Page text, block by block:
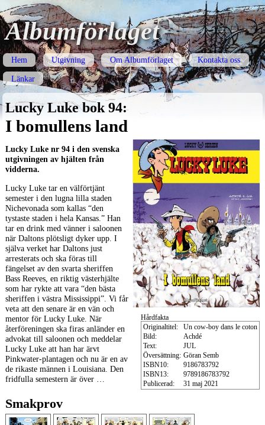
Albumförlaget
Hem Utgivning Om Albumförlaget
Kontakta oss
Länkar
Lucky Luke bok 94:
I bomullens land
Hårdfakta
Originaltitel:
Un cow-boy dans le coton
Bild:
Achdé
Text:
JUL
Översättning: Göran Semb
ISBN10:
9186783792
ISBN13:
9789186783792
Publicerad:
31 maj 2021
Lucky Luke nr 94 i den svenska
utgivningen av hjälten från
vidderna.
Lucky Luke tar en välförtjänt
semester i den lugna lilla staden
Nichevonada som kallas “den
tystaste staden i hela Kansas.” Han
tar en drink med vänner i saloonen
när Daltons plötsligt dyker upp. I
själva verket har Daltons just
arresterats och ska föras till
fängelset av den svarta sheriffen
Bass Reeves, en riktig västerhjälte
som har rykte att vara “den bästa
sheriffen i västra Mississippi”. Vi får
veta att den senare är en vän och
mentor för Lucky Luke. När
återföreningen ska firas anländer en
advokat till saloonen och meddelar
Lucky Luke att han har ärvt
Pinkwater-plantagen och nu är en av
de rikaste männen i Louisiana. Den
fridfulla semestern är över …
Smakprov